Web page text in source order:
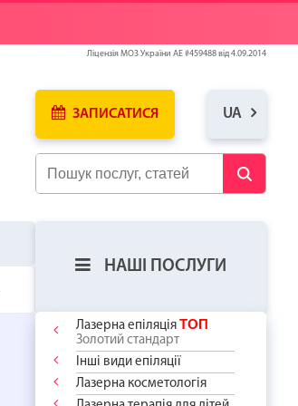
Ліцензія МОЗ України АЕ #459488 від 4.09.2014
ЗАПИСАТИСЯ
UA
НАШІ ПОСЛУГИ
Лазерна епіляція ТОП
Золотий стандарт
Інші види епіляції
Лазерна косметологія